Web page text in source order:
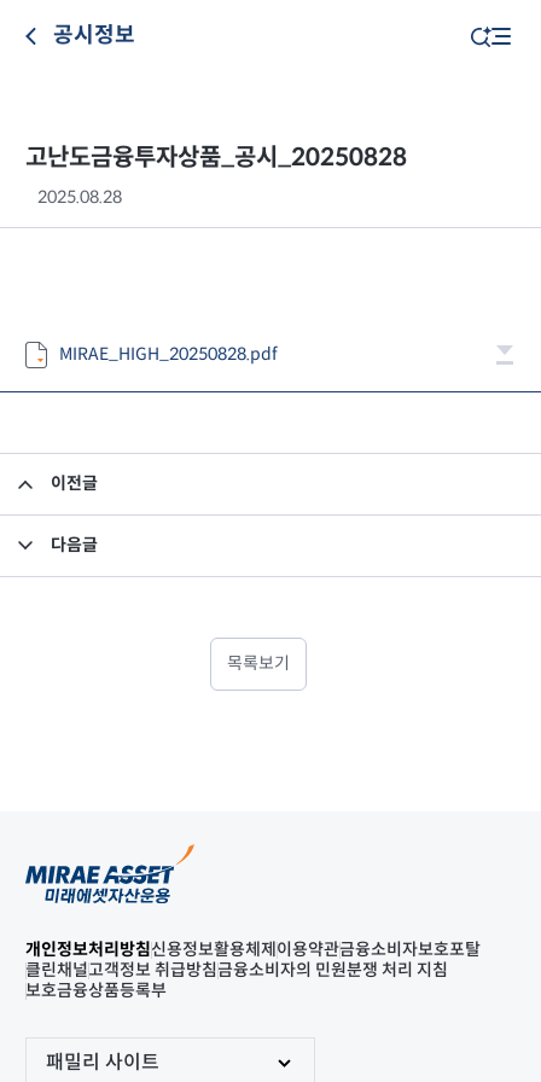
공시정보
고난도금융투자상품_공시_20250828
2025.08.28
MIRAE_HIGH_20250828.pdf
이전글
다음글
목록보기
개인정보처리방침신용정보활용체제 이용약관금융소비자보호포탈
클린채널고객정보 취급방침금융소비자의 민원분쟁 처리 지침
보호금융상품등록부
패밀리 사이트